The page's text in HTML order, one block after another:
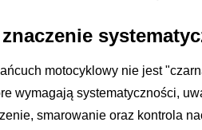
motocyklowy nie jest
wymagają systematyczności,
smarowanie oraz kontrola